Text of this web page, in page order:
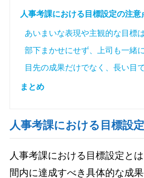
人事考課における目標設定の注意
あいまいな表現や主観的な目標
部下まかせにせず、上司も一緒
目先の成果だけでなく、長い目
まとめ
人事考課における目標設
人事考課における目標設定と
間内に達成すべき具体的な成